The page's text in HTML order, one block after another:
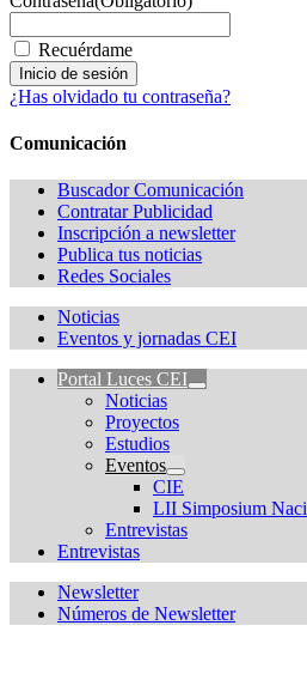
Recuérdame
¿Has olvidado tu contraseña?
Comunicación
Buscador Comunicación
Contratar Publicidad
Inscripción a newsletter
Publica tus noticias
Redes Sociales
Noticias
Eventos y jornadas CEI
Portal Luces CEI
Noticias
Proyectos
Estudios
Eventos
CIE
LII Simposium
Entrevistas
Entrevistas
Newsletter
Números de Newsletter